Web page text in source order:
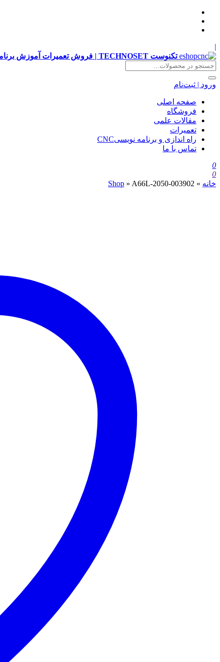
|
تکنوست TECHNOSET | فروش تعمیرات آموزش برنامه نویسی cnc زیمنس فانوک هایدن siemens ,fanuc, heidenhain ,hust, gsk
ورود | ثبت‌نام
صفحه اصلی
فروشگاه
مقالات علمی
تعمیرات
راه اندازی و برنامه نویسیCNC
تماس با ما
0
0
خانه »
Shop » A66L-2050-003902